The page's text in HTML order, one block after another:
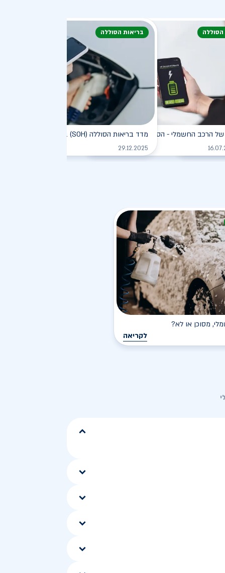
הסוללה
הרכב החשמלי - הסוללה
בריאות הסוללה
מדד בריאות הסוללה (SOH) ברכב חשמלי
29.12.2025
מסוכן או לא?
לקריאה